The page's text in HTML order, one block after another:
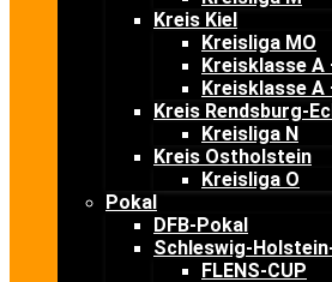
Kreis Kiel
Kreisliga MO
Kreisklasse A
Kreisklasse A
Kreis Rendsburg-
Kreisliga N
Kreis Ostholstein
Kreisliga O
Pokal
DFB-Pokal
Schleswig-
FLENS-CUP